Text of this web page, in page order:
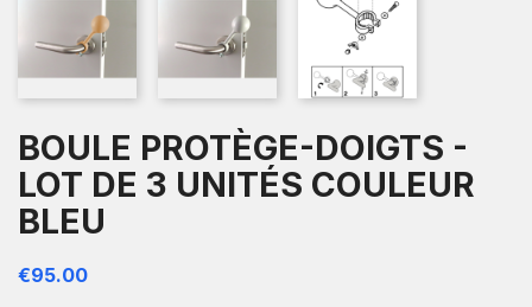
BOULE PROTÈGE-DOIGTS -
LOT DE 3 UNITÉS COULEUR
BLEU
€95.00